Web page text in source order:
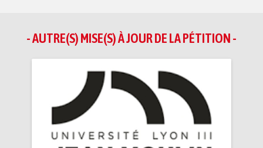
- AUTRE(S) MISE(S) À JOUR DE LA PÉTITION -